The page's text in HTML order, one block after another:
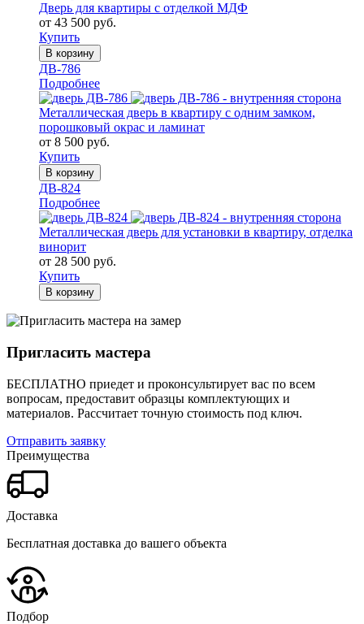
Дверь для квартиры с отделкой МДФ
от 43 500 руб.
Купить
В корзину
ДВ-786
Подробнее
Металлическая дверь в квартиру с одним замком,
порошковый окрас и ламинат
от 8 500 руб.
Купить
В корзину
ДВ-824
Подробнее
Металлическая дверь для установки в квартиру, отделка
винорит
от 28 500 руб.
Купить
В корзину
Пригласить мастера
БЕСПЛАТНО приедет и проконсультирует вас по всем
вопросам, предоставит образцы комплектующих и
материалов. Рассчитает точную стоимость под ключ.
Отправить заявку
Преимущества
Доставка
Бесплатная доставка до вашего объекта
Подбор